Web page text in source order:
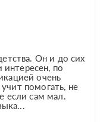
Он и до сих
интересен, по
очень
помогать, не
если сам мал.